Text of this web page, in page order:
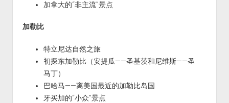
加拿大的“非主流”景点
加勒比
特立尼达自然之旅
初探东加勒比（安提瓜——圣基茨和尼维斯——圣
马丁）
巴哈马——离美国最近的加勒比岛国
牙买加的“小众”景点